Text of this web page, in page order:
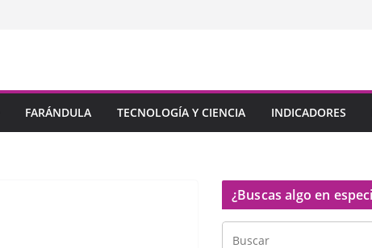
FARÁNDULA TECNOLOGÍA Y CIENCIA INDICADORES
¿Buscas algo en